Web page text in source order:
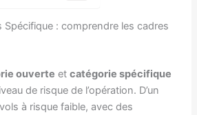
Spécifique : comprendre les cadres
ouverte etcatégorie spécifique
de risque de l’opération. D’un
à risque faible, avec des